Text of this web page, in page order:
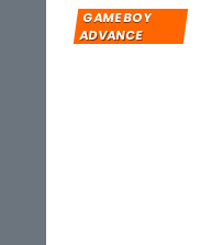
GAME BOY
ADVANCE